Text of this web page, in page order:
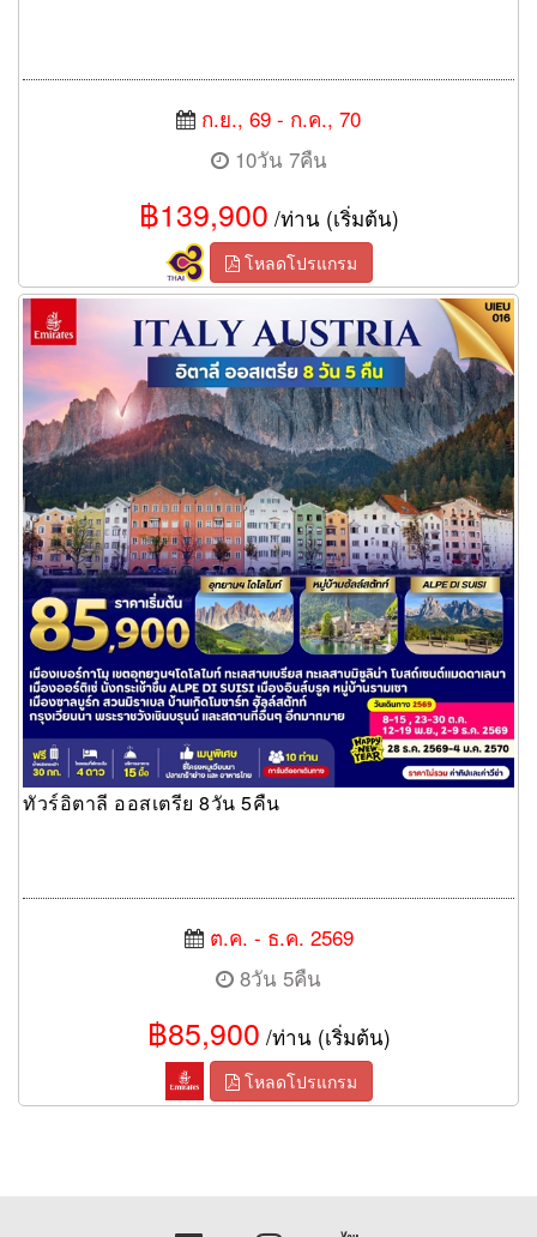
ก.ย., 69 - ก.ค., 70
10วัน 7คืน
฿139,900 /ท่าน (เริ่มต้น)
โหลดโปรแกรม
ทัวร์อิตาลี ออสเตรีย 8วัน 5คืน
ทัวร์อิตาลี ออสเตรีย 8วัน 5คืน
ต.ค. - ธ.ค. 2569
8วัน 5คืน
฿85,900 /ท่าน (เริ่มต้น)
โหลดโปรแกรม